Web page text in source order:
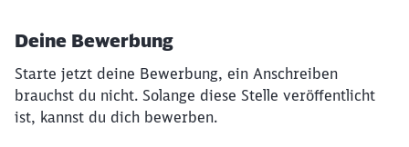
Deine Bewerbung
Starte jetzt deine Bewerbung, ein Anschreiben
brauchst du nicht. Solange diese Stelle veröffentlicht
ist, kannst du dich bewerben.